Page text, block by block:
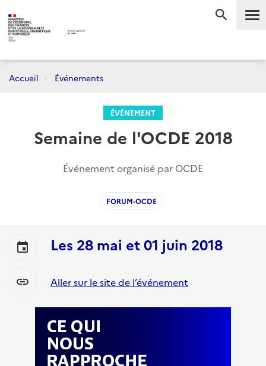
Accueil Événements
ÉVÉNEMENT
Semaine de l'OCDE 2018
Événement organisé par OCDE
FORUM-OCDE
event Les 28 mai et01 juin 2018
link Aller sur le site de l’événement